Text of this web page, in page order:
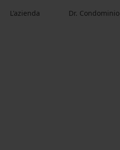
L'azienda Dr. Condominio